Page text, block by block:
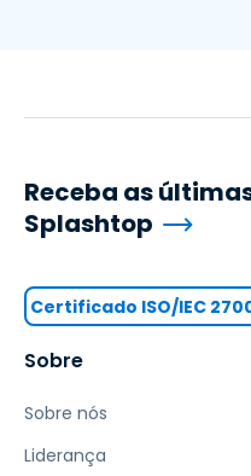
Sobre
Sobre nós
Liderança
Receba as
Splashtop
Certificado ISO/IEC